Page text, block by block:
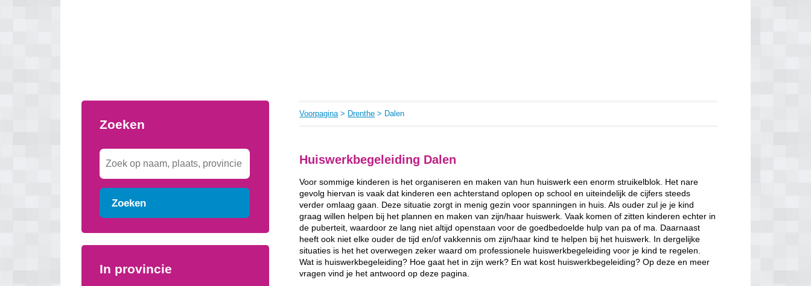
Zoeken
Zoeken
In provincie
Voorpagina> Drenthe > Dalen
Huiswerkbegeleiding Dalen
Voor sommige kinderen is het organiseren en maken van hun huiswerk een enorm struikelblok. Het nare
gevolg hiervan is vaak dat kinderen een achterstand oplopen op school en uiteindelijk de cijfers steeds
verder omlaag gaan. Deze situatie zorgt in menig gezin voor spanningen in huis. Als ouder zul je je kind
graag willen helpen bij het plannen en maken van zijn/haar huiswerk. Vaak komen of zitten kinderen echter in
de puberteit, waardoor ze lang niet altijd openstaan voor de goedbedoelde hulp van pa of ma. Daarnaast
heeft ook niet elke ouder de tijd en/of vakkennis om zijn/haar kind te helpen bij het huiswerk. In dergelijke
situaties is het het overwegen zeker waard om professionele huiswerkbegeleiding voor je kind te regelen.
Wat is huiswerkbegeleiding? Hoe gaat het in zijn werk? En wat kost huiswerkbegeleiding? Op deze en meer
vragen vind je het antwoord op deze pagina.